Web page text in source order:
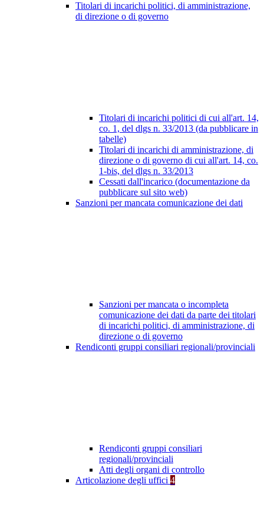
Titolari di incarichi politici, di amministrazione,
di direzione o di governo
Titolari di incarichi politici di cui all'art. 14,
co. 1, del dlgs n. 33/2013 (da pubblicare in
tabelle)
Titolari di incarichi di amministrazione, di
direzione o di governo di cui all'art. 14, co.
1-bis, del dlgs n. 33/2013
Cessati dall'incarico (documentazione da
pubblicare sul sito web)
Sanzioni per mancata comunicazione dei dati
Sanzioni per mancata o incompleta
comunicazione dei dati da parte dei titolari
di incarichi politici, di amministrazione, di
direzione o di governo
Rendiconti gruppi consiliari regionali/provinciali
Rendiconti gruppi consiliari
regionali/provinciali
Atti degli organi di controllo
Articolazione degli uffici 4